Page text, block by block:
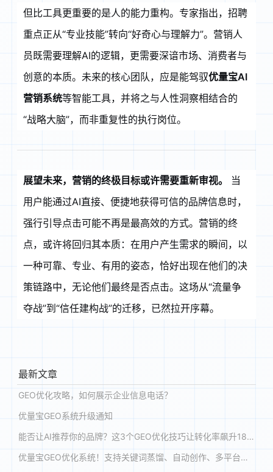
但比工具更重要的是人的能力重构。专家指出，招聘
重点正从“专业技能”转向“好奇心与理解力”。营销人
员既需要理解AI的逻辑，更需要深谙市场、消费者与
创意的本质。未来的核心团队，应是能驾驭优量宝AI
营销系统等智能工具，并将之与人性洞察相结合的
“战略大脑”，而非重复性的执行岗位。
展望未来，营销的终极目标或许需要重新审视。
当
用户能通过AI直接、便捷地获得可信的品牌信息时，
强行引导点击可能不再是最高效的方式。营销的终
点，或许将回归其本质：在用户产生需求的瞬间，以
一种可靠、专业、有用的姿态，恰好出现在他们的决
策链路中，无论他们最终是否点击。这场从“流量争
夺战”到“信任建构战”的迁移，已然拉开序幕。
最新文章
GEO优化攻略，如何展示企业信息电话？
优量宝GEO系统升级通知
能否让AI推荐你的品牌？这3个GEO优化技巧让转化率飙升180%
优量宝GEO优化系统！支持关键词蒸馏、自动创作、多平台投喂与收录，助力品牌在 DeepSeek、豆包等大模型优先推荐